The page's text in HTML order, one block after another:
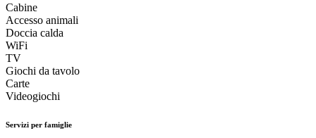
Cabine
Accesso animali
Doccia calda
WiFi
TV
Giochi da tavolo
Carte
Videogiochi
Servizi per famiglie